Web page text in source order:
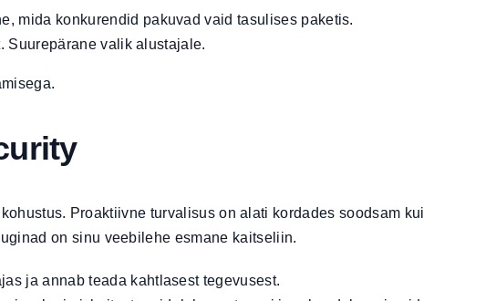
mida konkurendid pakuvad vaid tasulises paketis.
Suurepärane valik alustajale.
Proaktiivne turvalisus on alati kordades soodsam kui
on sinu veebilehe esmane kaitseliin.
ja annab teada kahtlasest tegevusest.